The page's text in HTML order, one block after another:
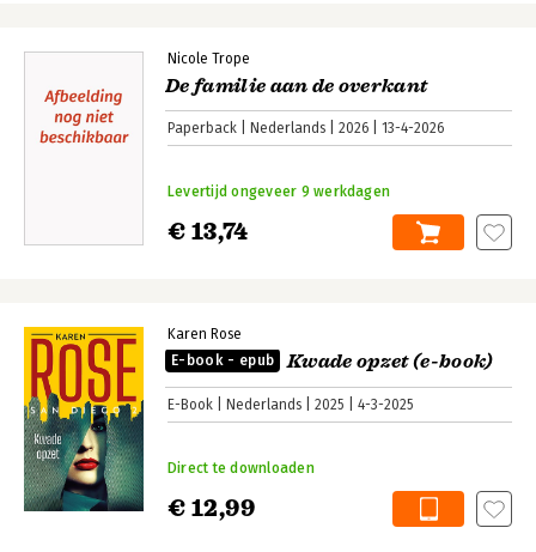
Nicole Trope
De familie aan de overkant
Paperback Nederlands 2026 13-4-2026
€ 13,74
Levertijd ongeveer 9 werkdagen
Karen Rose
E-book - epub
Kwade opzet (e-book)
E-Book Nederlands 2025 4-3-2025
€ 12,99
Direct te downloaden